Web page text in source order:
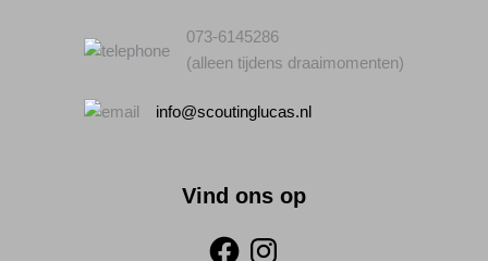
073-6145286
(alleen tijdens draaimomenten)
info@scoutinglucas.nl
Vind ons op